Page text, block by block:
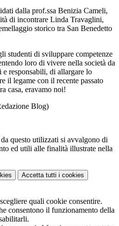
dalla prof.ssa Benizia Cameli,
di incontrare Linda Travaglini,
storico tra San Benedetto
studenti di sviluppare competenze
loro di vivere nella società da
responsabili, di allargare lo
il legame con il recente passato
casa, eravamo noi!
Blog)
questo utilizzati si avvalgono di
ed utili alle finalità illustrate nella
Accetta tutti i cookies
quali cookie consentire.
consentono il funzionamento della